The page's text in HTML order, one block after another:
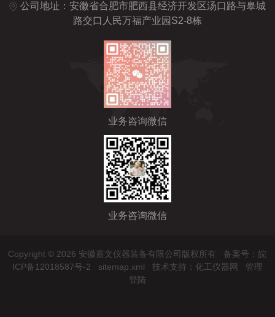
公司地址：安徽省合肥市肥西县经济开发区汤口路与皋城
路交口人民万福产业园S2-8栋
业务咨询微信
业务咨询微信
Copyright © 2026 安徽嘉文仪器装备有限公司版权所有 备案号：皖
ICP备12018587号-2
sitemap.xml 技术支持： 化工仪器网
管理
登陆